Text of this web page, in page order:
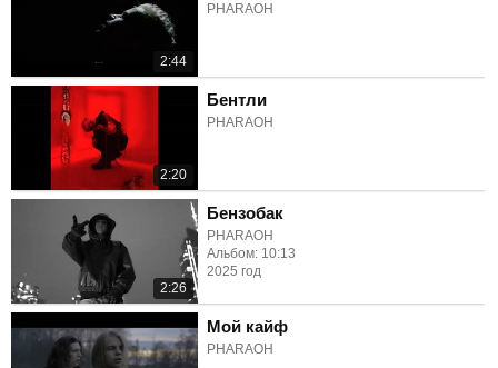
2:44
PHARAOH
2:20
Бентли
PHARAOH
2:26
Бензобак
PHARAOH
Альбом: 10:13
2025 год
Мой кайф
PHARAOH